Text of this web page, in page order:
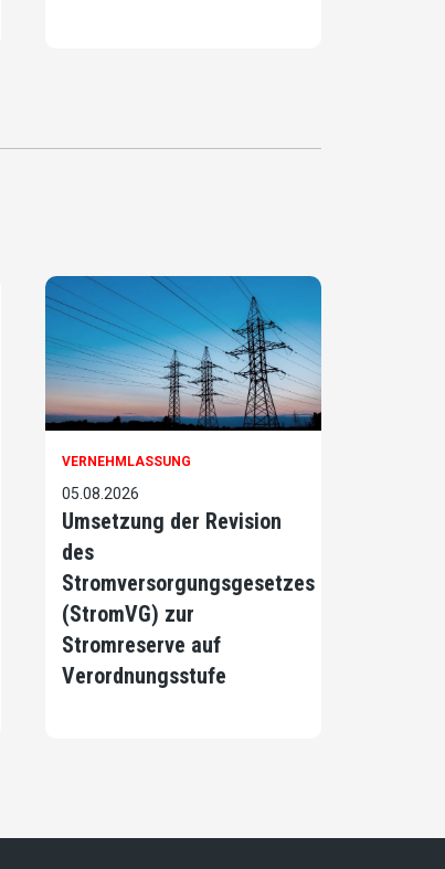
VERNEHMLASSUNG
05.08.2026
Umsetzung der Revision
des
Stromversorgungsgesetzes
(StromVG) zur
Stromreserve auf
Verordnungsstufe